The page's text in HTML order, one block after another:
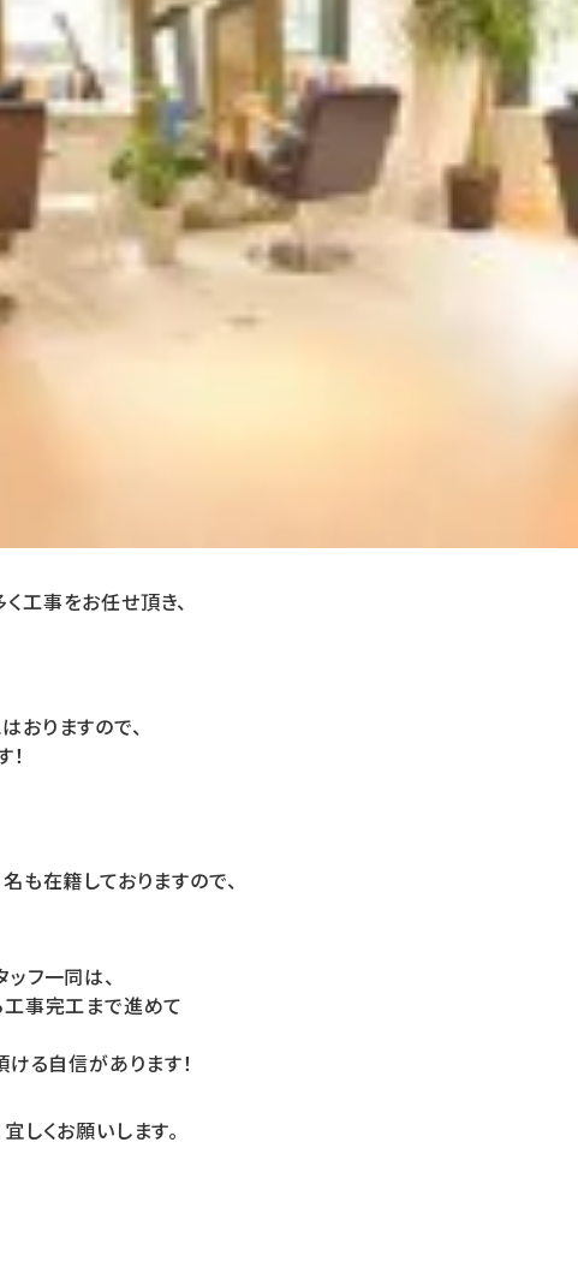
工事をお任せ頂き、
おりますので、
も在籍しておりますので、
フ一同は、
工事完工まで進めて
ける自信があります！
しくお願いします。